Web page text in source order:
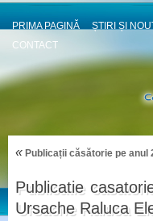
PRIMA PAGINĂ ȘTIRI ȘI
CONTACT
«Publicații căsătorie pe anul
Publicatie
Ursache Raluca